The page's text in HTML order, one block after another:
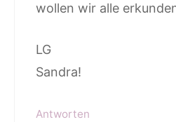
wollen wir alle
LG
Sandra!
Antworten